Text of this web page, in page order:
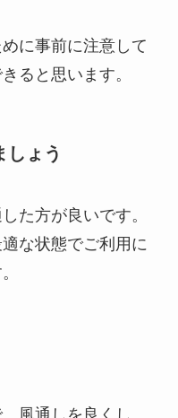
に事前に注意して
ると思います。
しょう
た方が良いです。
な状態でご利用に
風通しを良くし